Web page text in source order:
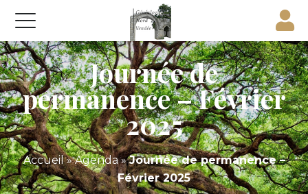
Journée de
permanence – Février
2025
Accueil»Agenda»Journée de permanence –
Février 2025